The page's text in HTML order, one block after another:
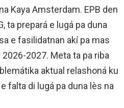
Kaya Amsterdam. EPB den
ta prepará e lugá pa duna
e fasilidatnan akí pa mas
2027. Meta ta pa riba
aktual relashoná ku
falta di lugá pa duna lès na